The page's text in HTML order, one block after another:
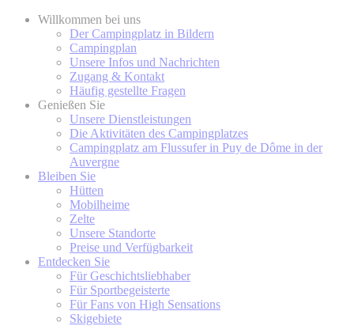
Willkommen bei uns
Der Campingplatz in Bildern
Campingplan
Unsere Infos und Nachrichten
Zugang & Kontakt
Häufig gestellte Fragen
Genießen Sie
Unsere Dienstleistungen
Die Aktivitäten des Campingplatzes
Campingplatz am Flussufer in Puy de Dôme in der
Auvergne
Bleiben Sie
Hütten
Mobilheime
Zelte
Unsere Standorte
Preise und Verfügbarkeit
Entdecken Sie
Für Geschichtsliebhaber
Für Sportbegeisterte
Für Fans von High Sensations
Skigebiete